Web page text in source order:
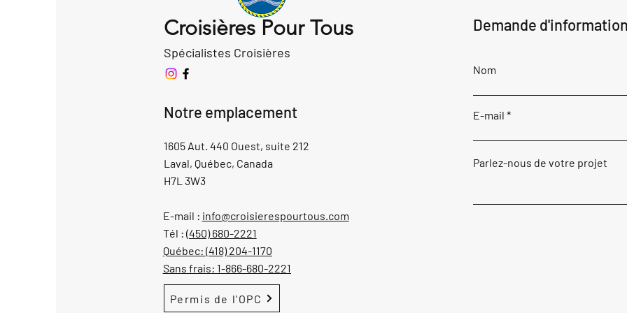
Croisières Pour Tous
Spécialistes Croisières
Notre emplacement
1605 Aut. 440 Ouest, suite 212
Laval, Québec, Canada
H7L 3W3
E-mail : info@croisierespourtous.com
Tél : (450) 680-2221
Québec: (418) 204-1170
Sans frais: 1-866-680-2221
Permis de l'OPC
Demande
Nom
E-mail
Parlez-nous de votre projet